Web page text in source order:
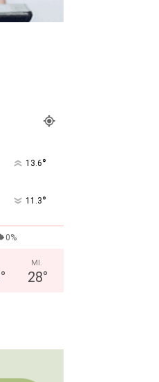
13.6°
11.3°
0%
°
MI.
28°